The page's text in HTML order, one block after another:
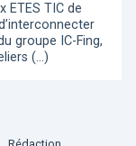
ETES TIC de
groupe IC-Fing,
(…)